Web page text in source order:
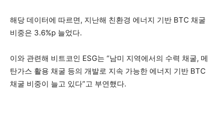
해당 데이터에 따르면, 지난해 친환경 에너지 기반 BTC 채굴
비중은 3.6%p 늘었다.
이와 관련해 비트코인 ESG는 “남미 지역에서의 수력 채굴, 메
탄가스 활용 채굴 등의 개발로 지속 가능한 에너지 기반 BTC
채굴 비중이 늘고 있다”고 부연했다.